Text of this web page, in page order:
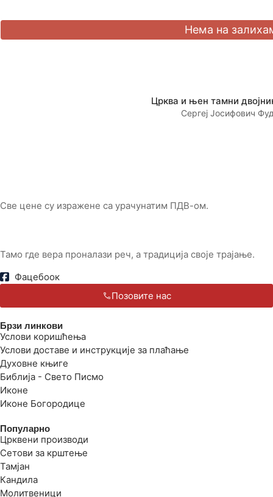
Црква и њен тамни
Сергеј Јосифович
Све цене су изражене са урачунатим ПДВ-ом.
Тамо где вера проналази реч, а традиција своје трајање.
Фацебоок
Позовите нас
Брзи линкови
Услови коришћења
Услови доставе и инструкције за плаћање
Духовне књиге
Библија - Свето Писмо
Иконе
Иконе Богородице
Популарно
Црквени производи
Сетови за крштење
Тамјан
Кандила
Молитвеници